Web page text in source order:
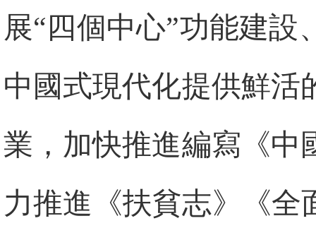
展“四個中心”功能建
中國式現代化提供鮮活
業，加快推進編寫《中
力推進《扶貧志》《全